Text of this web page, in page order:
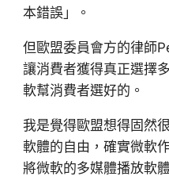
本錯誤」。
但歐盟委員會方的律師
讓消費者獲得真正選擇
軟幫消費者選好的。
我是覺得歐盟想得固然
軟體的自由，確實微軟
將微軟的多媒體播放軟